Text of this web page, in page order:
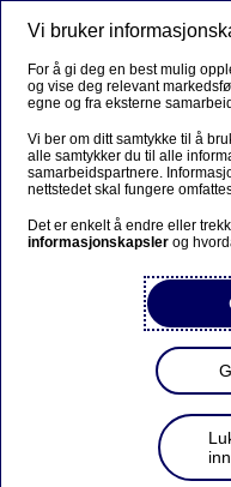
Priser
Livsforsikring
Vi bruker
For å gi deg en best mulig
og vise deg relevant
egne og fra eksterne
Vi ber om ditt samtykke til å
alle samtykker du til alle
samarbeidspartnere.
nettstedet skal fungere
Det er enkelt å endre eller
informasjonskapsler og